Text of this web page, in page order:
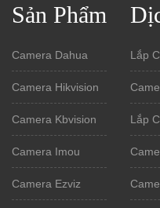
Sản Phẩm
Camera Dahua
Camera Hikvision
Camera Kbvision
Camera Imou
Camera Ezviz
Lắp
Lắp